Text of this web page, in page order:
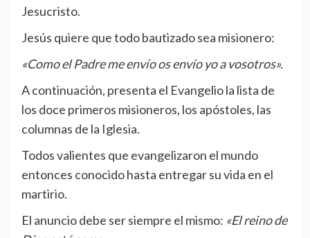
Jesucristo.
Jesús quiere que todo bautizado sea misionero:
«Como el Padre me envío os envío yo a vosotros».
A continuación, presenta el Evangelio la lista de
los doce primeros misioneros, los apóstoles, las
columnas de la Iglesia.
Todos valientes que evangelizaron el mundo
entonces conocido hasta entregar su vida en el
martirio.
El anuncio debe ser siempre el mismo: «El reino de